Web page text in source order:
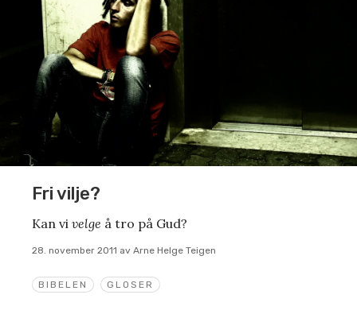
BIBELEN GLOSER
Fri vilje?
Kan vi velge å tro på Gud?
28. november 2011 av Arne Helge Teigen